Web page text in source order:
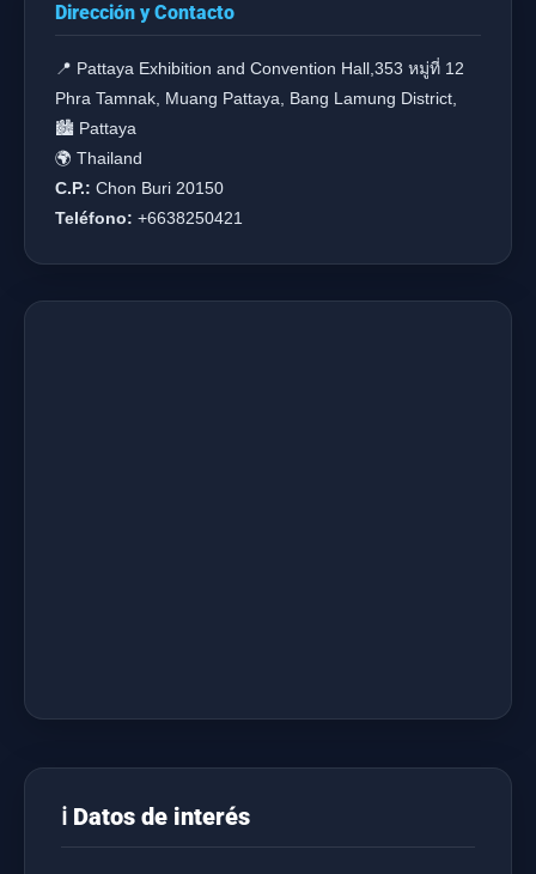
Dirección y Contacto
📍 Pattaya Exhibition and Convention Hall,353 หมู่ที่ 12
Phra Tamnak, Muang Pattaya, Bang Lamung District,
🏙️ Pattaya
🌍 Thailand
C.P.: Chon Buri 20150
Teléfono: +6638250421
ℹ️ Datos de interés